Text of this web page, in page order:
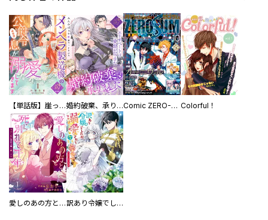
【単話版】崖っぷち令嬢ですが、意地と策略で幸せになります！シリーズ 婚約破棄、承りました～エリザベートは愛想が尽きた～ Comic ZERO-SUM (コミック ゼロサム) Colorful！
愛しのあの方と死に別れて千年～今日も私は悪役令嬢を演じます～ 訳あり令嬢でしたが、溺愛されて今では幸せです アンソロジーコミック